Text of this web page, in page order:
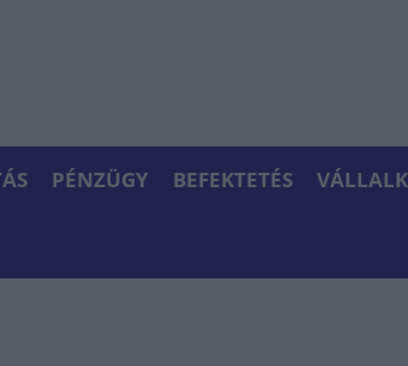
PÉNZÜGY BEFEKTETÉS